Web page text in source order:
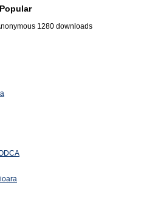
Popular
1280 downloads